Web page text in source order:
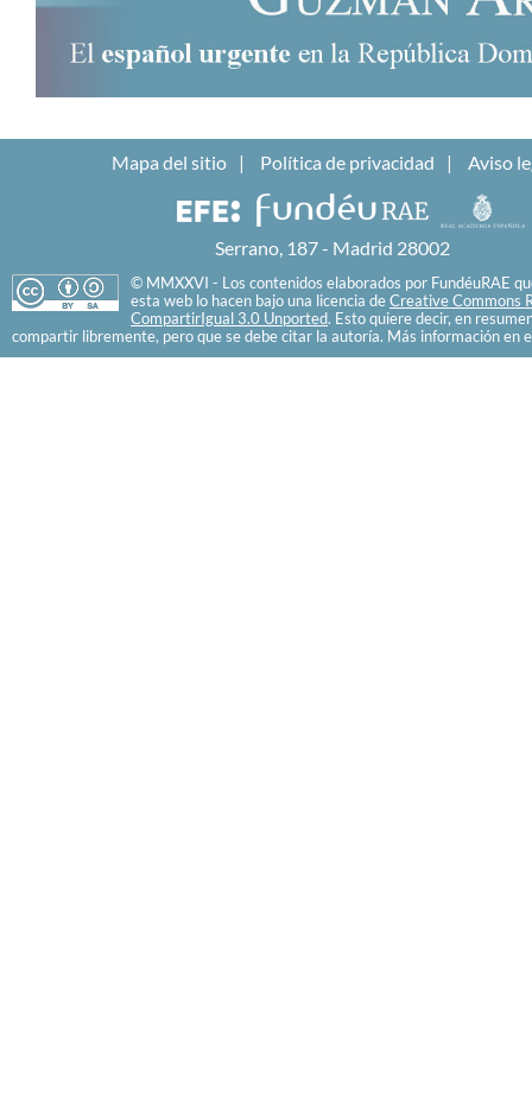
Mapa del sitio Política de privacidad Aviso
Serrano, 187 - Madrid 28002
© MMXXVI - Los contenidos elaborados por FundéuRAE
esta web lo hacen bajo una licencia de Creative Commons
CompartirIgual 3.0 Unported. Esto quiere decir, en
compartir libremente, pero que se debe citar la autoría. Más información en